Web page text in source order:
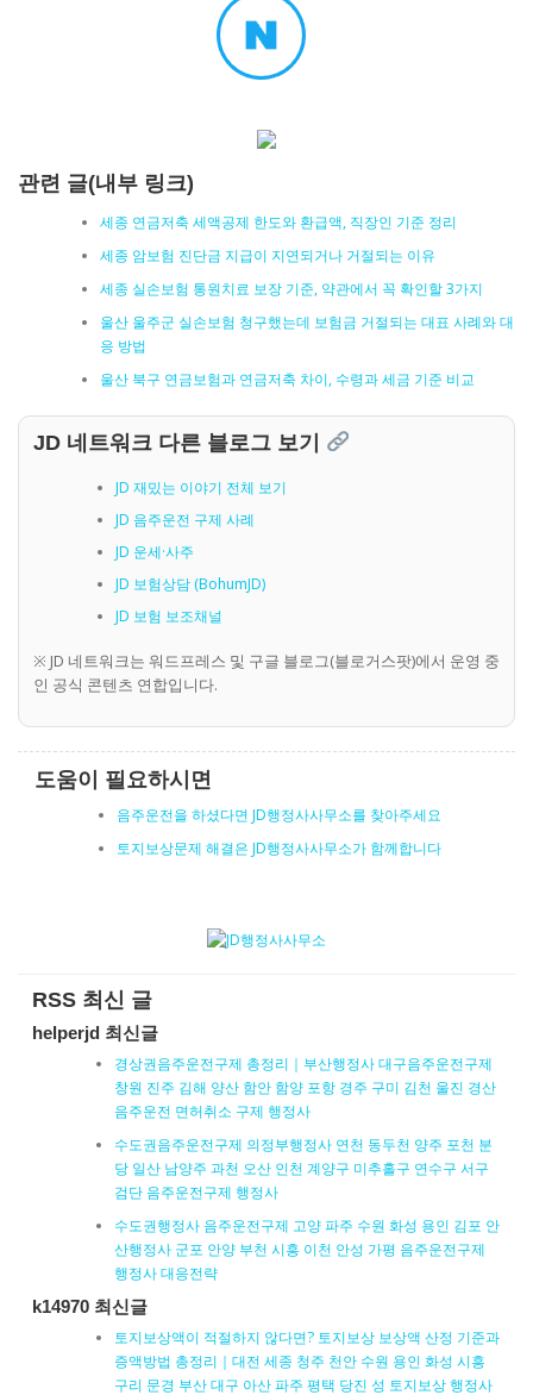
관련 글(내부 링크)
세종 연금저축 세액공제 한도와 환급액, 직장인 기준 정리
세종 암보험 진단금 지급이 지연되거나 거절되는 이유
세종 실손보험 통원치료 보장 기준, 약관에서 꼭 확인할 3가지
울산 울주군 실손보험 청구했는데 보험금 거절되는 대표 사례와 대
응 방법
울산 북구 연금보험과 연금저축 차이, 수령과 세금 기준 비교
JD 네트워크 다른 블로그 보기
JD 재밌는 이야기 전체 보기
JD 음주운전 구제 사례
JD 운세·사주
JD 보험상담 (BohumJD)
JD 보험 보조채널
※ JD 네트워크는 워드프레스 및 구글 블로그(블로거스팟)에서 운영 중
인 공식 콘텐츠 연합입니다.
도움이 필요하시면
음주운전을 하셨다면 JD행정사사무소를 찾아주세요
토지보상문제 해결은 JD행정사사무소가 함께합니다
RSS 최신 글
helperjd 최신글
경상권음주운전구제 총정리｜부산행정사 대구음주운전구제
창원 진주 김해 양산 함안 함양 포항 경주 구미 김천 울진 경산
음주운전 면허취소 구제 행정사
수도권음주운전구제 의정부행정사 연천 동두천 양주 포천 분
당 일산 남양주 과천 오산 인천 계양구 미추홀구 연수구 서구
검단 음주운전구제 행정사
수도권행정사 음주운전구제 고양 파주 수원 화성 용인 김포 안
산행정사 군포 안양 부천 시흥 이천 안성 가평 음주운전구제
행정사 대응전략
k14970 최신글
토지보상액이 적절하지 않다면? 토지보상 보상액 산정 기준과
증액방법 총정리｜대전 세종 청주 천안 수원 용인 화성 시흥
구리 문경 부산 대구 아산 파주 평택 당진 성 토지보상 행정사